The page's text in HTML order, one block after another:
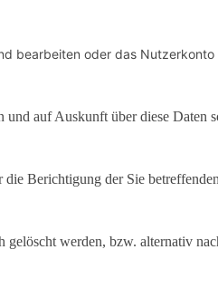
bearbeiten oder das Nutzerkonto
und auf Auskunft über diese Daten
Berichtigung der Sie betreffenden
gelöscht werden, bzw. alternativ